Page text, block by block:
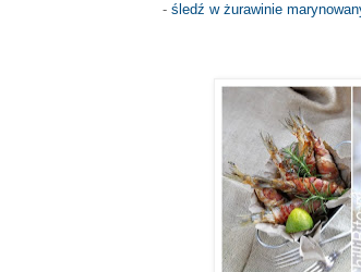
- śledź w żurawinie